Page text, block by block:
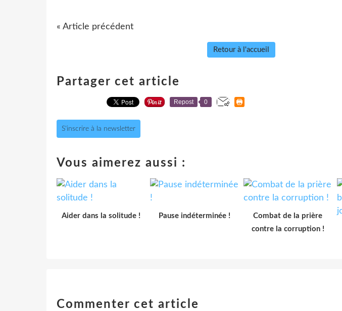
« Article précédent
Retour à l'accueil
Partager cet article
Repost 0
S'inscrire à la newsletter
Vous aimerez aussi :
Aider dans la solitude ! Pause indéterminée !
Combat de la prière
contre la corruption !
Commenter cet article